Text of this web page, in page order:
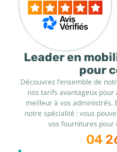
Leader en
pour
Découvrez l’ensemble de
nos tarifs avantageux
meilleur à vos administrés.
notre spécialité : vous
vos fournitures pour
04